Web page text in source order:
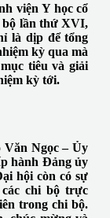
viện Y học cổ
lần thứ XVI,
là dịp để tổng
kỳ qua mà
tiêu và giải
kỳ tới.
Văn Ngọc – Ủy
hành Đảng ủy
hội còn có sự
chi bộ trực
trong chi bộ.